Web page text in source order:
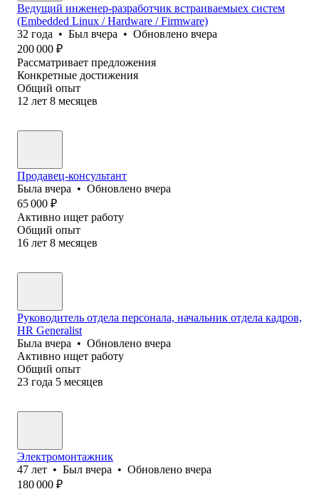
Ведущий инженер-разработчик встраиваемыех систем
(Embedded Linux / Hardware / Firmware)
32 года • Был вчера • Обновлено вчера
200 000 ₽
Рассматривает предложения
Конкретные достижения
Общий опыт
12 лет 8 месяцев
Продавец-консультант
Была вчера • Обновлено вчера
65 000 ₽
Активно ищет работу
Общий опыт
16 лет 8 месяцев
Руководитель отдела персонала, начальник отдела кадров,
HR Generalist
Была вчера • Обновлено вчера
Активно ищет работу
Общий опыт
23 года 5 месяцев
Электромонтажник
47 лет • Был вчера • Обновлено вчера
180 000 ₽